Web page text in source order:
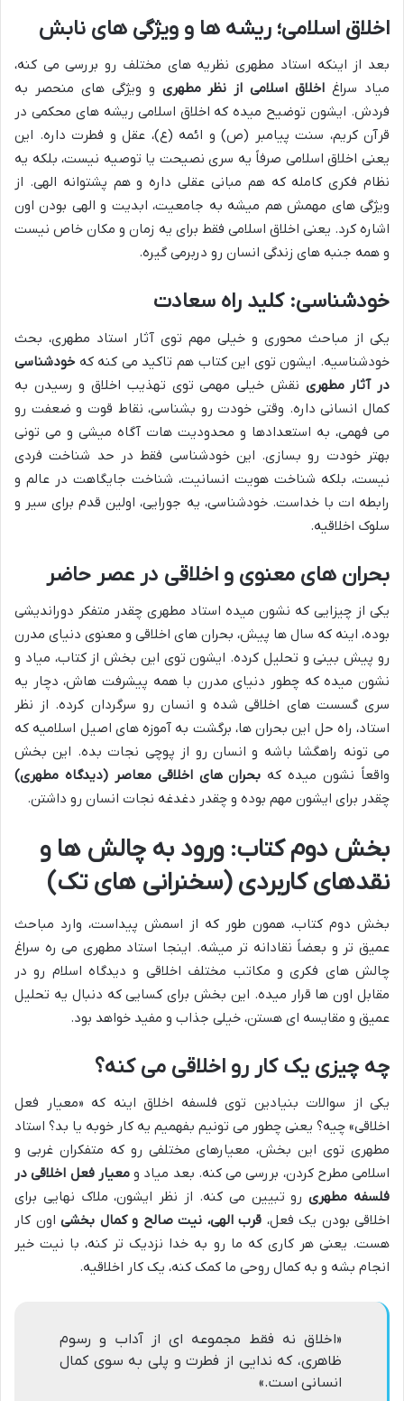
اخلاق اسلامی؛ ریشه ها و ویژگی های نابش
بعد از اینکه استاد مطهری نظریه های مختلف رو بررسی می کنه،
میاد سراغ اخلاق اسلامی از نظر مطهری و ویژگی های منحصر به
فردش. ایشون توضیح میده که اخلاق اسلامی ریشه های محکمی در
قرآن کریم، سنت پیامبر (ص) و ائمه (ع)، عقل و فطرت داره. این
یعنی اخلاق اسلامی صرفاً یه سری نصیحت یا توصیه نیست، بلکه یه
نظام فکری کامله که هم مبانی عقلی داره و هم پشتوانه الهی. از
ویژگی های مهمش هم میشه به جامعیت، ابدیت و الهی بودن اون
اشاره کرد. یعنی اخلاق اسلامی فقط برای یه زمان و مکان خاص نیست
و همه جنبه های زندگی انسان رو دربرمی گیره.
خودشناسی: کلید راه سعادت
یکی از مباحث محوری و خیلی مهم توی آثار استاد مطهری، بحث
خودشناسیه. ایشون توی این کتاب هم تاکید می کنه که خودشناسی
در آثار مطهری نقش خیلی مهمی توی تهذیب اخلاق و رسیدن به
کمال انسانی داره. وقتی خودت رو بشناسی، نقاط قوت و ضعفت رو
می فهمی، به استعدادها و محدودیت هات آگاه میشی و می تونی
بهتر خودت رو بسازی. این خودشناسی فقط در حد شناخت فردی
نیست، بلکه شناخت هویت انسانیت، شناخت جایگاهت در عالم و
رابطه ات با خداست. خودشناسی، یه جورایی، اولین قدم برای سیر و
سلوک اخلاقیه.
بحران های معنوی و اخلاقی در عصر حاضر
یکی از چیزایی که نشون میده استاد مطهری چقدر متفکر دوراندیشی
بوده، اینه که سال ها پیش، بحران های اخلاقی و معنوی دنیای مدرن
رو پیش بینی و تحلیل کرده. ایشون توی این بخش از کتاب، میاد و
نشون میده که چطور دنیای مدرن با همه پیشرفت هاش، دچار یه
سری گسست های اخلاقی شده و انسان رو سرگردان کرده. از نظر
استاد، راه حل این بحران ها، برگشت به آموزه های اصیل اسلامیه که
می تونه راهگشا باشه و انسان رو از پوچی نجات بده. این بخش
واقعاً نشون میده که بحران های اخلاقی معاصر (دیدگاه مطهری)
چقدر برای ایشون مهم بوده و چقدر دغدغه نجات انسان رو داشتن.
بخش دوم کتاب: ورود به چالش ها و
نقدهای کاربردی (سخنرانی های تک)
بخش دوم کتاب، همون طور که از اسمش پیداست، وارد مباحث
عمیق تر و بعضاً نقادانه تر میشه. اینجا استاد مطهری می ره سراغ
چالش های فکری و مکاتب مختلف اخلاقی و دیدگاه اسلام رو در
مقابل اون ها قرار میده. این بخش برای کسایی که دنبال یه تحلیل
عمیق و مقایسه ای هستن، خیلی جذاب و مفید خواهد بود.
چه چیزی یک کار رو اخلاقی می کنه؟
یکی از سوالات بنیادین توی فلسفه اخلاق اینه که «معیار فعل
اخلاقی» چیه؟ یعنی چطور می تونیم بفهمیم یه کار خوبه یا بد؟ استاد
مطهری توی این بخش، معیارهای مختلفی رو که متفکران غربی و
اسلامی مطرح کردن، بررسی می کنه. بعد میاد ومعیار فعل اخلاقی در
فلسفه مطهریرو تبیین می کنه. از نظر ایشون، ملاک نهایی برای
اخلاقی بودن یک فعل، قرب الهی، نیت صالح و کمال بخشی اون کار
هست. یعنی هر کاری که ما رو به خدا نزدیک تر کنه، با نیت خیر
انجام بشه و به کمال روحی ما کمک کنه، یک کار اخلاقیه.
«اخلاق نه فقط مجموعه ای از آداب و رسوم
ظاهری، که ندایی از فطرت و پلی به سوی کمال
انسانی است.»